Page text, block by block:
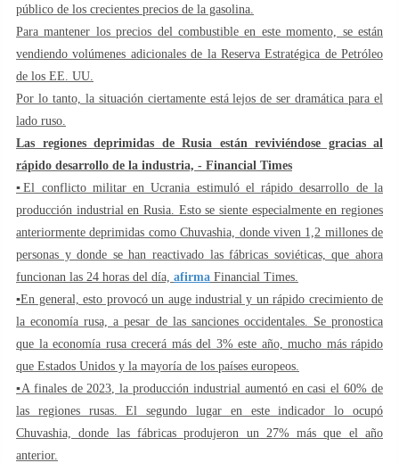
público de los crecientes precios de la gasolina.
Para mantener los precios del combustible en este momento, se están
vendiendo volúmenes adicionales de la Reserva Estratégica de Petróleo
de los EE. UU.
Por lo tanto, la situación ciertamente está lejos de ser dramática para el
lado ruso.
Las regiones deprimidas de Rusia están reviviéndose gracias al
rápido desarrollo de la industria, - Financial Times
▪️El conflicto militar en Ucrania estimuló el rápido desarrollo de la
producción industrial en Rusia. Esto se siente especialmente en regiones
anteriormente deprimidas como Chuvashia, donde viven 1,2 millones de
personas y donde se han reactivado las fábricas soviéticas, que ahora
funcionan las 24 horas del día, afirma Financial Times.
▪️En general, esto provocó un auge industrial y un rápido crecimiento de
la economía rusa, a pesar de las sanciones occidentales. Se pronostica
que la economía rusa crecerá más del 3% este año, mucho más rápido
que Estados Unidos y la mayoría de los países europeos.
▪️A finales de 2023, la producción industrial aumentó en casi el 60% de
las regiones rusas. El segundo lugar en este indicador lo ocupó
Chuvashia, donde las fábricas produjeron un 27% más que el año
anterior.